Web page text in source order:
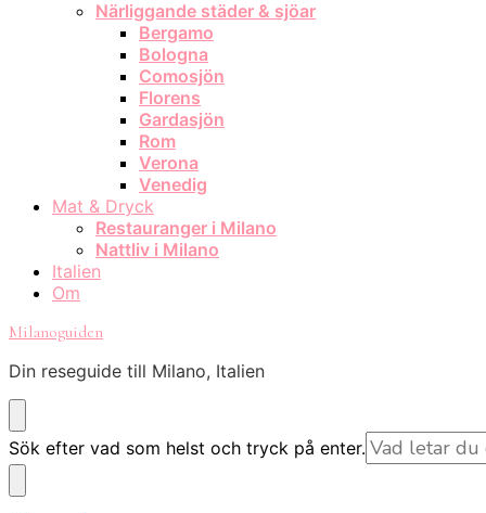
Närliggande städer & sjöar
Bergamo
Bologna
Comosjön
Florens
Gardasjön
Rom
Verona
Venedig
Mat & Dryck
Restauranger i Milano
Nattliv i Milano
Italien
Om
Milanoguiden
Din reseguide till Milano, Italien
Letar
du
Sök efter vad som helst och tryck på enter.